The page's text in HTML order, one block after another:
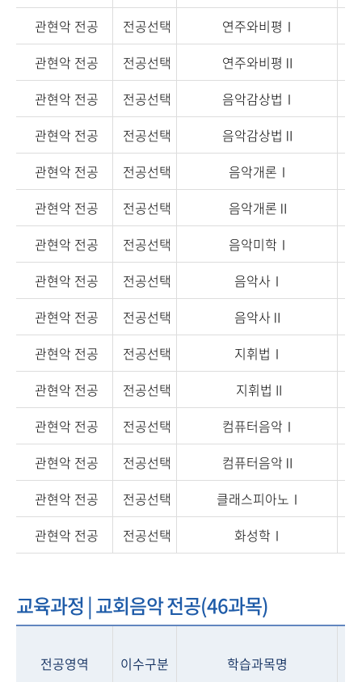
관현악 전공
전공선택 연주와비평Ⅰ
관현악 전공
전공선택 연주와비평Ⅱ
관현악 전공
전공선택 음악감상법Ⅰ
관현악 전공
전공선택 음악감상법Ⅱ
관현악 전공
전공선택 음악개론Ⅰ
관현악 전공
전공선택 음악개론Ⅱ
관현악 전공
전공선택 음악미학Ⅰ
관현악 전공
전공선택 음악사Ⅰ
관현악 전공
전공선택 음악사Ⅱ
관현악 전공
전공선택 지휘법Ⅰ
관현악 전공
전공선택 지휘법 II
관현악 전공
전공선택 컴퓨터음악Ⅰ
관현악 전공
전공선택 컴퓨터음악Ⅱ
관현악 전공
전공선택 클래스피아노Ⅰ
관현악 전공
전공선택 화성학Ⅰ
교육과정 | 교회음악 전공(46과목)
전공영역 이수구분 학습과목명